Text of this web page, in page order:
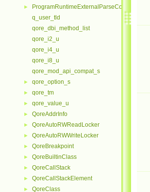
►
ProgramRuntimeExternalParseContextHelper
q_user_tld
qore_dbi_method_list
qore_i2_u
qore_i4_u
qore_i8_u
qore_mod_api_compat_s
► qore_option_s
► qore_tm
► qore_value_u
► QoreAddrInfo
► QoreAutoRWReadLocker
► QoreAutoRWWriteLocker
► QoreBreakpoint
► QoreBuiltinClass
► QoreCallStack
► QoreCallStackElement
► QoreClass